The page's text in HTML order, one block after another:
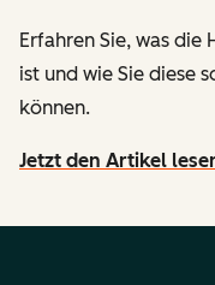
Erfahren Sie, was die
ist und wie Sie diese
können.
Jetzt den Artikel